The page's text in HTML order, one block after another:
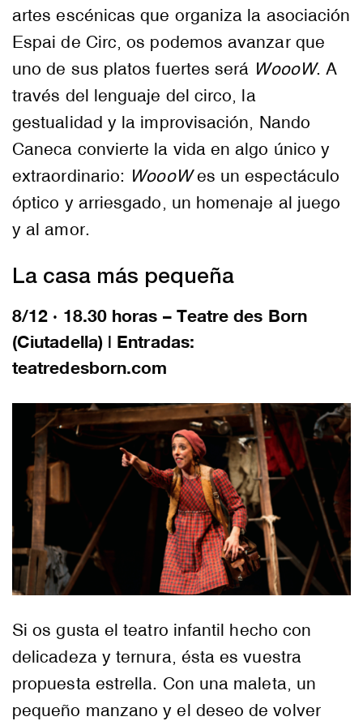
artes escénicas que organiza la asociación
Espai de Circ, os podemos avanzar que
uno de sus platos fuertes será WoooW. A
través del lenguaje del circo, la
gestualidad y la improvisación, Nando
Caneca convierte la vida en algo único y
extraordinario: WoooWes un espectáculo
óptico y arriesgado, un homenaje al juego
y al amor.
La casa más pequeña
8/12 · 18.30 horas – Teatre des Born
(Ciutadella) | Entradas:
teatredesborn.com
Si os gusta el teatro infantil hecho con
delicadeza y ternura, ésta es vuestra
propuesta estrella. Con una maleta, un
pequeño manzano y el deseo de volver